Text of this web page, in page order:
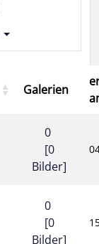
Galerien
0
[0
Bilder]
0
[0
Bilder]